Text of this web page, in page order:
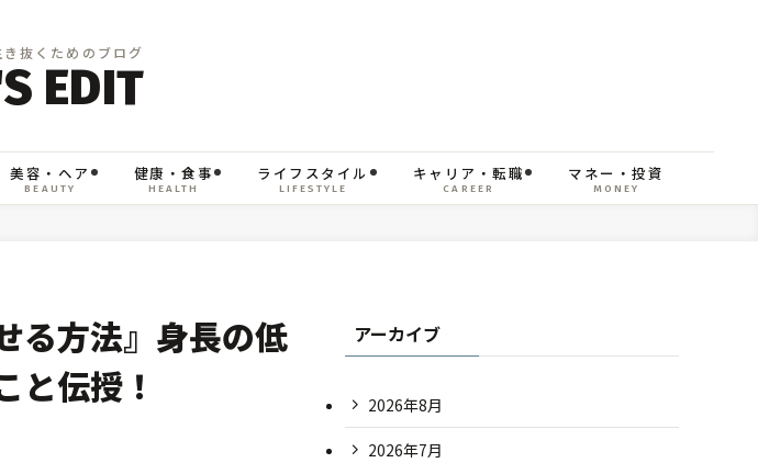
美容・ヘア
BEAUTY
健康・食事
HEALTH
ライフスタイル
LIFESTYLE
キャリア・転職
CAREER
マネー・投資
MONEY
る方法』身長の低
と伝授！
アーカイブ
2026年8月
2026年7月